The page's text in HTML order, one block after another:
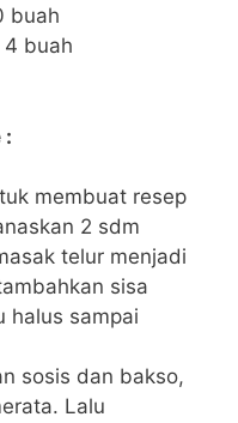
buah
4 buah
:
membuat resep
2 sdm
telur menjadi
sisa
halus sampai
sosis dan bakso,
Lalu